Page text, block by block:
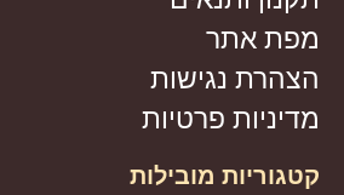
מפת אתר
הצהרת נגישות
מדיניות פרטיות
קטגוריות מובילות